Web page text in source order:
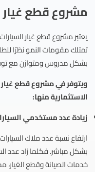
مشروع قطع غيار
يعتبر مشروع قطع غيار
تمتلك مقومات النمو نظرًا
بشكل مدروس ومتوازن مع
ويتوفر في مشروع قطع غيار
الاستثمارية منها:
زيادة عدد مستخدمي
ارتفاع نسبة عدد ملاك
بشكل مباشر. فكلما زاد عدد
خدمات الصيانة وقطع الغيار،